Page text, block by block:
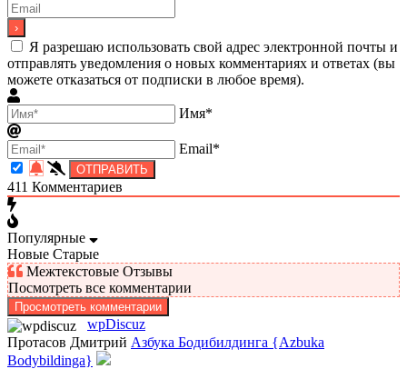
Я разрешаю использовать свой адрес электронной почты и
отправлять уведомления о новых комментариях и ответах (вы
можете отказаться от подписки в любое время).
Имя*
Email*
411 Комментариев
Популярные
Новые Старые
Межтекстовые Отзывы
Посмотреть все комментарии
Просмотреть комментарии
wpDiscuz
Протасов Дмитрий Азбука Бодибилдинга {Azbuka
Bodybildinga}